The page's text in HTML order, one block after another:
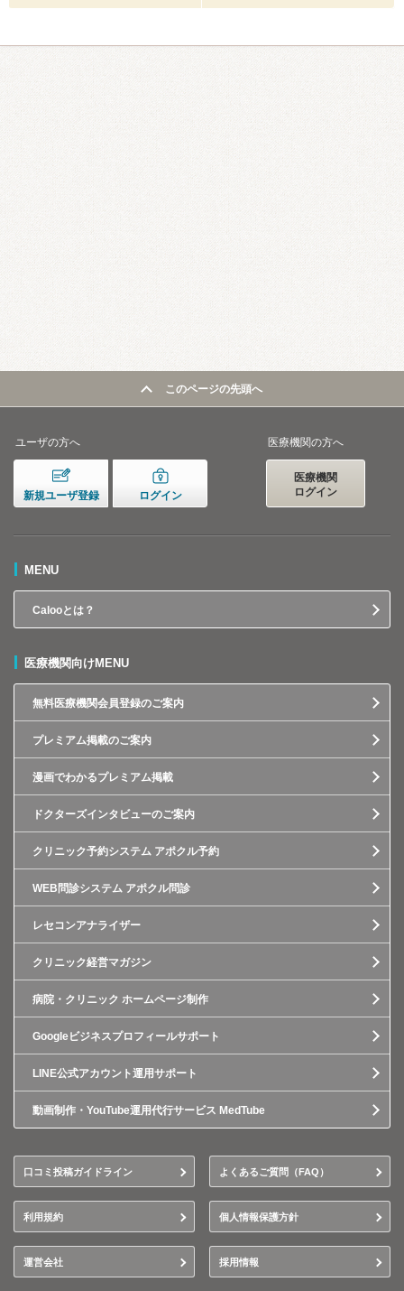
このページの先頭へ
ユーザの方へ
新規ユーザ登録 ログイン
医療機関の方へ
医療機関
ログイン
MENU
Calooとは？
医療機関向けMENU
無料医療機関会員登録のご案内
プレミアム掲載のご案内
漫画でわかるプレミアム掲載
ドクターズインタビューのご案内
クリニック予約システム アポクル予約
WEB問診システム アポクル問診
レセコンアナライザー
クリニック経営マガジン
病院・クリニック ホームページ制作
Googleビジネスプロフィールサポート
LINE公式アカウント運用サポート
動画制作・YouTube運用代行サービス MedTube
口コミ投稿ガイドライン よくあるご質問（FAQ）
利用規約 個人情報保護方針
運営会社 採用情報